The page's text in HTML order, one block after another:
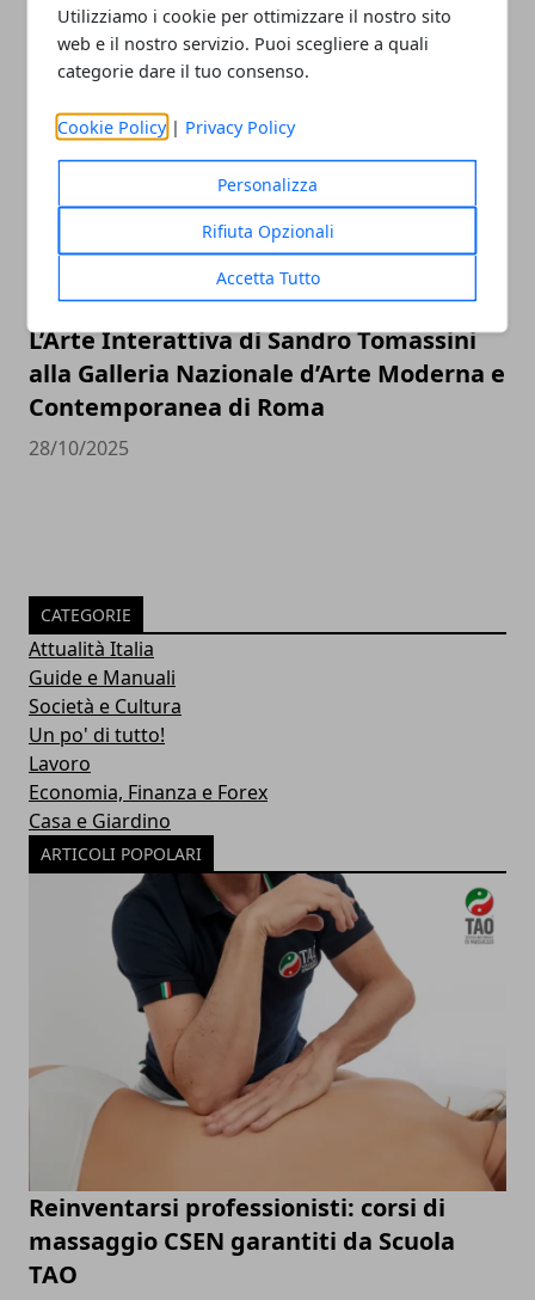
Utilizziamo i cookie per ottimizzare il nostro sito
web e il nostro servizio. Puoi scegliere a quali
categorie dare il tuo consenso.
Cookie Policy | Privacy Policy
Personalizza
Rifiuta Opzionali
Accetta Tutto
digitalizzazione, il 43% dei profili Google
non è rivendicato.
29/10/2025
L’Arte Interattiva di Sandro Tomassini
alla Galleria Nazionale d’Arte Moderna e
Contemporanea di Roma
28/10/2025
CATEGORIE
Attualità Italia
Guide e Manuali
Società e Cultura
Un po' di tutto!
Lavoro
Economia, Finanza e Forex
Casa e Giardino
ARTICOLI POPOLARI
Reinventarsi professionisti: corsi di
massaggio CSEN garantiti da Scuola
TAO